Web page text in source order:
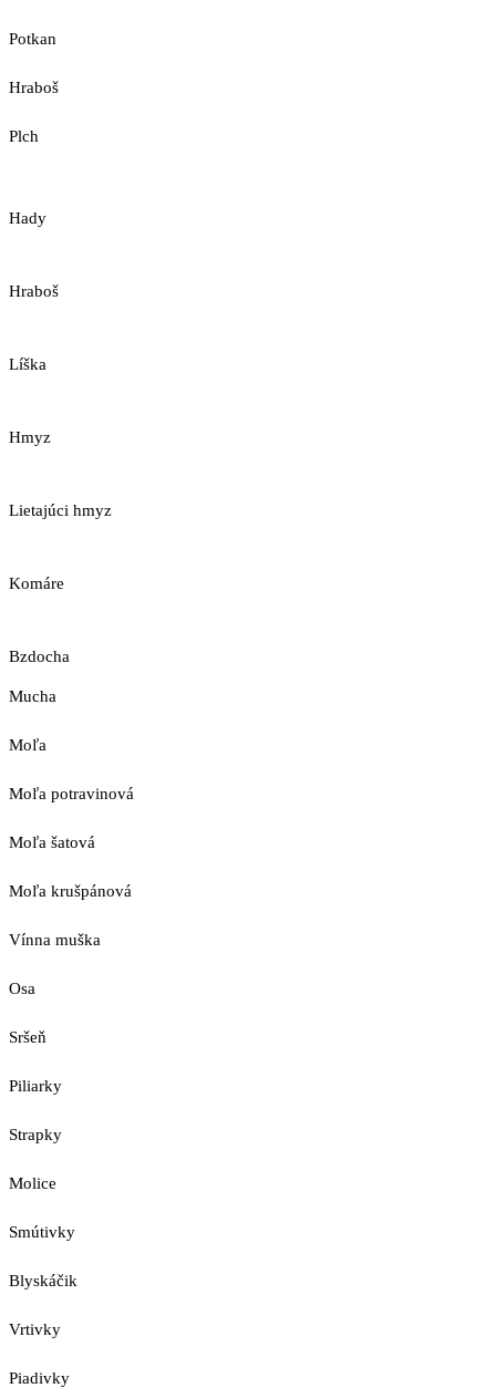
Potkan
Hraboš
Plch
Hady
Hraboš
Líška
Hmyz
Lietajúci hmyz
Komáre
Bzdocha
Mucha
Moľa
Moľa potravinová
Moľa šatová
Moľa krušpánová
Vínna muška
Osa
Sršeň
Piliarky
Strapky
Molice
Smútivky
Blyskáčik
Vrtivky
Piadivky